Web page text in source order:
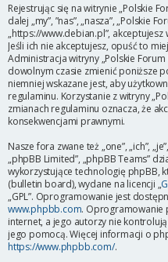
Rejestrując się na witrynie „Polskie
dalej „my”, ”nas”, „nasza”, „Polskie
„https://www.debian.pl”,
Jeśli ich nie akceptujesz, opuść to
Administracja witryny „Polskie
dowolnym czasie zmienić poniższe
niemniej wskazane jest, aby
regulaminu. Korzystanie z witryny
zmianach regulaminu oznacza, że
konsekwencjami prawnymi.
Nasze fora zwane też „one”, „ich”,
„phpBB Limited”, „phpBB Teams”
wykorzystujące technologię phpBB,
(bulletin board), wydane na licencji „
„GPL”. Oprogramowanie jest
www.phpbb.com. Oprogramowanie
internet, a jego autorzy nie
jego pomocą. Więcej informacji o
https://www.phpbb.com/.